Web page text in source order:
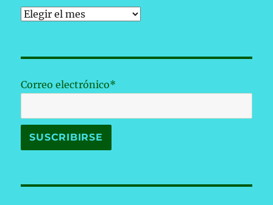
Archivos
Correo electrónico*